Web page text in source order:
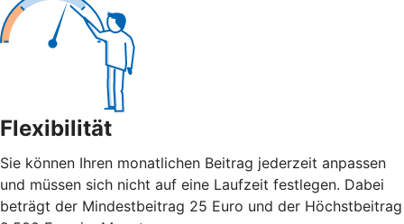
Flexibilität
Sie können Ihren monatlichen Beitrag jederzeit anpassen
und müssen sich nicht auf eine Laufzeit festlegen. Dabei
beträgt der Mindestbeitrag 25 Euro und der Höchstbeitrag